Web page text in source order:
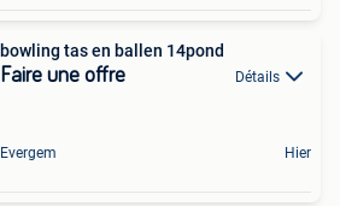
bowling tas en ballen 14pond
Faire une offre Détails
Evergem Hier